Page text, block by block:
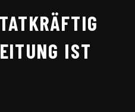
IST